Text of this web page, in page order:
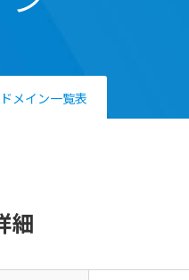
ドメイン一覧表
細